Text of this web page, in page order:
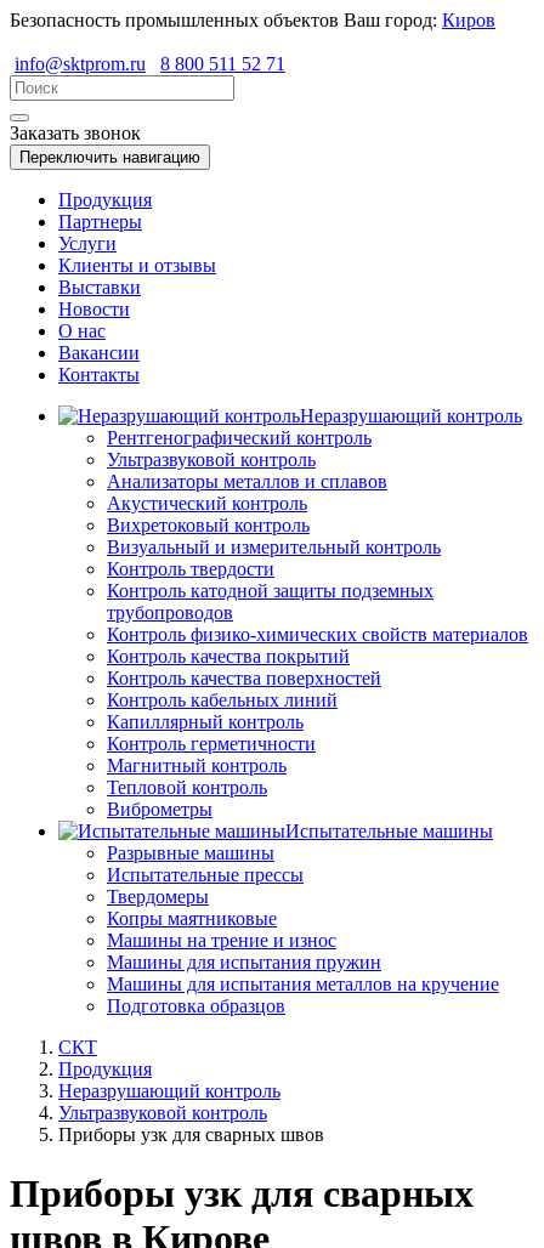
Безопасность промышленных объектов Ваш город: Киров
info@sktprom.ru 8 800 511 52 71
Заказать звонок
Переключить навигацию
Продукция
Партнеры
Услуги
Клиенты и отзывы
Выставки
Новости
О нас
Вакансии
Контакты
Неразрушающий контроль
Рентгенографический контроль
Ультразвуковой контроль
Анализаторы металлов и сплавов
Акустический контроль
Вихретоковый контроль
Визуальный и измерительный контроль
Контроль твердости
Контроль катодной защиты подземных
трубопроводов
Контроль физико-химических свойств материалов
Контроль качества покрытий
Контроль качества поверхностей
Контроль кабельных линий
Капиллярный контроль
Контроль герметичности
Магнитный контроль
Тепловой контроль
Виброметры
Испытательные машины
Разрывные машины
Испытательные прессы
Твердомеры
Копры маятниковые
Машины на трение и износ
Машины для испытания пружин
Машины для испытания металлов на кручение
Подготовка образцов
СКТ
Продукция
Неразрушающий контроль
Ультразвуковой контроль
Приборы узк для сварных швов
Приборы узк для сварных
швов в Кирове